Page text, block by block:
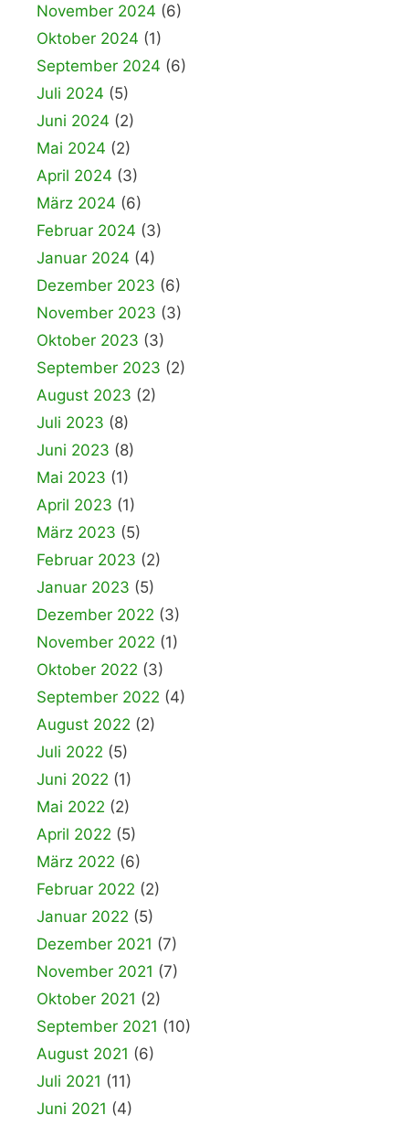
November 2024 (6)
Oktober 2024 (1)
September 2024 (6)
Juli 2024 (5)
Juni 2024 (2)
Mai 2024 (2)
April 2024 (3)
März 2024 (6)
Februar 2024 (3)
Januar 2024 (4)
Dezember 2023 (6)
November 2023 (3)
Oktober 2023 (3)
September 2023 (2)
August 2023 (2)
Juli 2023 (8)
Juni 2023 (8)
Mai 2023 (1)
April 2023 (1)
März 2023 (5)
Februar 2023 (2)
Januar 2023 (5)
Dezember 2022 (3)
November 2022 (1)
Oktober 2022 (3)
September 2022 (4)
August 2022 (2)
Juli 2022 (5)
Juni 2022 (1)
Mai 2022 (2)
April 2022 (5)
März 2022 (6)
Februar 2022 (2)
Januar 2022 (5)
Dezember 2021 (7)
November 2021 (7)
Oktober 2021 (2)
September 2021 (10)
August 2021 (6)
Juli 2021 (11)
Juni 2021 (4)